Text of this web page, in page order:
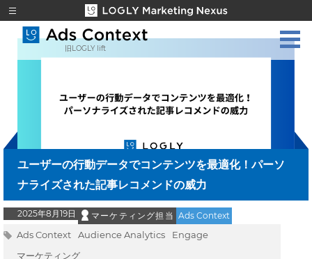
旧LOGLY lift
ユーザーの行動データでコンテンツを最適化！パーソ
ナライズされた記事レコメンドの威力
2025年8月19日 マーケティング担当 Ads Context
Ads Context Audience Analytics
Engage
マーケティング